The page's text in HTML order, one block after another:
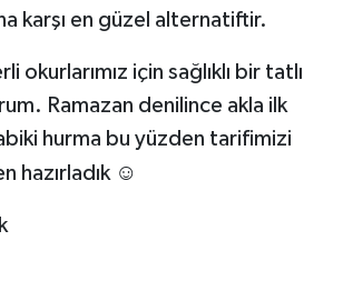
karşı en güzel alternatiftir.
okurlarımız için sağlıklı bir tatlı
Ramazan denilince akla ilk
hurma bu yüzden tarifimizi
hazırladık ☺